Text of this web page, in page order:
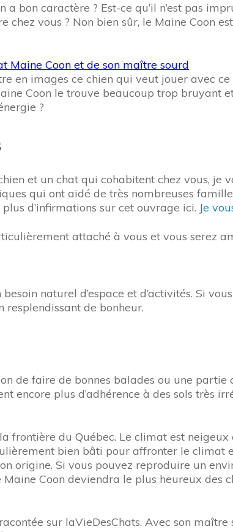
bon caractère ? Est-ce qu’il n’est pas
vous ? Non bien sûr, le Maine Coon
images ce chien qui veut jouer avec ce
Coon le trouve beaucoup trop bruyant
?
et un chat qui cohabitent chez vous, je
qui ont aidé de très nombreuses
d’infirmations sur cet ouvrage ici. Je
attaché à vous et vous serez
naturel d’espace et d’activités. Si
de bonheur.
de faire de bonnes balades ou une partie
encore plus d’adhérence à des sols très
frontière du Québec. Le climat est
bien bâti pour affronter le climat
origine. Si vous pouvez reproduire un
Coon deviendra le plus heureux des
sur laVieDesChats. Avec son